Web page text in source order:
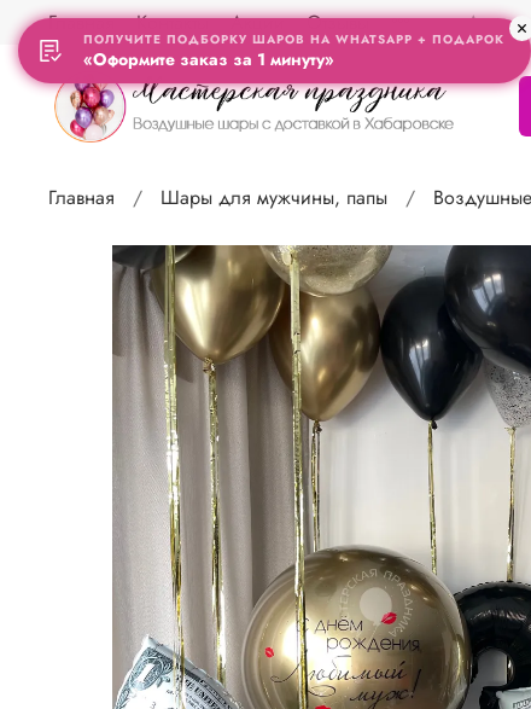
Главная Контакты Акции Отзывы Адрес
Главная Шары для мужчины, папы
ПОЛУЧИТЕ ПОДБОРКУ ШАРОВ НА WHATSAPP + ПОДАРОК
«Оформите заказ за 1 минуту»